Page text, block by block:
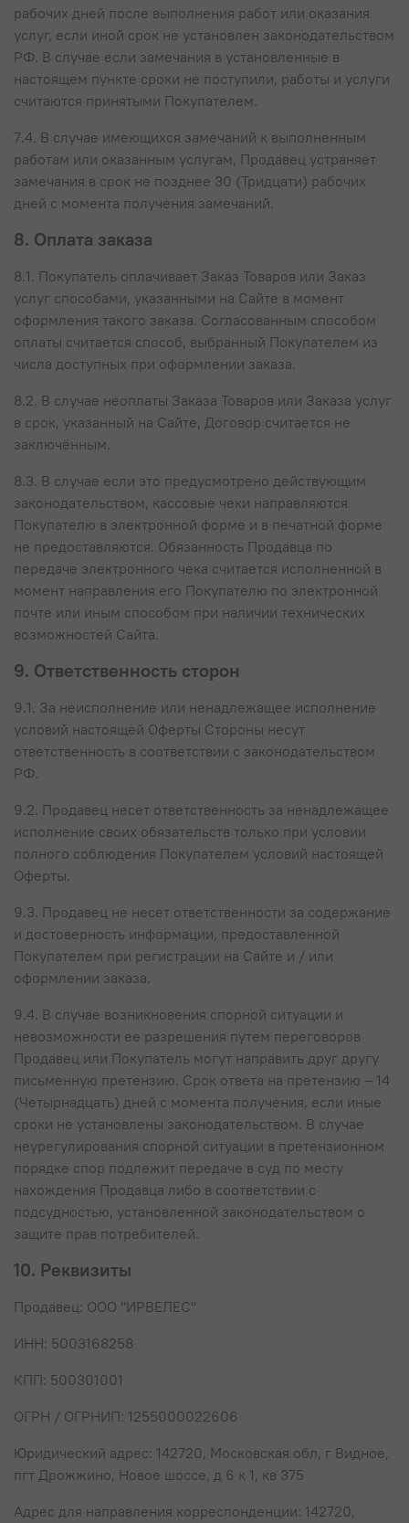
рабочих дней после выполнения работ или оказания
услуг, если иной срок не установлен законодательством
РФ. В случае если замечания в установленные в
настоящем пункте сроки не поступили, работы и услуги
считаются принятыми Покупателем.
7.4. В случае имеющихся замечаний к выполненным
работам или оказанным услугам, Продавец устраняет
замечания в срок не позднее 30 (Тридцати) рабочих
дней с момента получения замечаний.
8. Оплата заказа
8.1. Покупатель оплачивает Заказ Товаров или Заказ
услуг способами, указанными на Сайте в момент
оформления такого заказа. Согласованным способом
оплаты считается способ, выбранный Покупателем из
числа доступных при оформлении заказа.
8.2. В случае неоплаты Заказа Товаров или Заказа услуг
в срок, указанный на Сайте, Договор считается не
заключённым.
8.3. В случае если это предусмотрено действующим
законодательством, кассовые чеки направляются
Покупателю в электронной форме и в печатной форме
не предоставляются. Обязанность Продавца по
передаче электронного чека считается исполненной в
момент направления его Покупателю по электронной
почте или иным способом при наличии технических
возможностей Сайта.
9. Ответственность сторон
9.1. За неисполнение или ненадлежащее исполнение
условий настоящей Оферты Стороны несут
ответственность в соответствии с законодательством
РФ.
9.2. Продавец несет ответственность за ненадлежащее
исполнение своих обязательств только при условии
полного соблюдения Покупателем условий настоящей
Оферты.
9.3. Продавец не несет ответственности за содержание
и достоверность информации, предоставленной
Покупателем при регистрации на Сайте и / или
оформлении заказа.
9.4. В случае возникновения спорной ситуации и
невозможности ее разрешения путем переговоров
Продавец или Покупатель могут направить друг другу
письменную претензию. Срок ответа на претензию – 14
(Четырнадцать) дней с момента получения, если иные
сроки не установлены законодательством. В случае
неурегулирования спорной ситуации в претензионном
порядке спор подлежит передаче в суд по месту
нахождения Продавца либо в соответствии с
подсудностью, установленной законодательством о
защите прав потребителей.
10. Реквизиты
Продавец: ООО "ИРВЕЛЕС"
ИНН: 5003168258
КПП: 500301001
ОГРН / ОГРНИП: 1255000022606
Юридический адрес: 142720, Московская обл, г Видное,
пгт Дрожжино, Новое шоссе, д 6 к 1, кв 375
Адрес для направления корреспонденции: 142720,